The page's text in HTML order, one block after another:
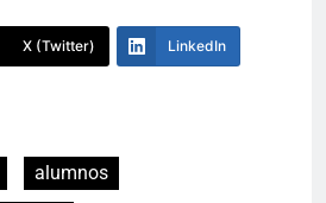
X (Twitter) LinkedIn
alumnos